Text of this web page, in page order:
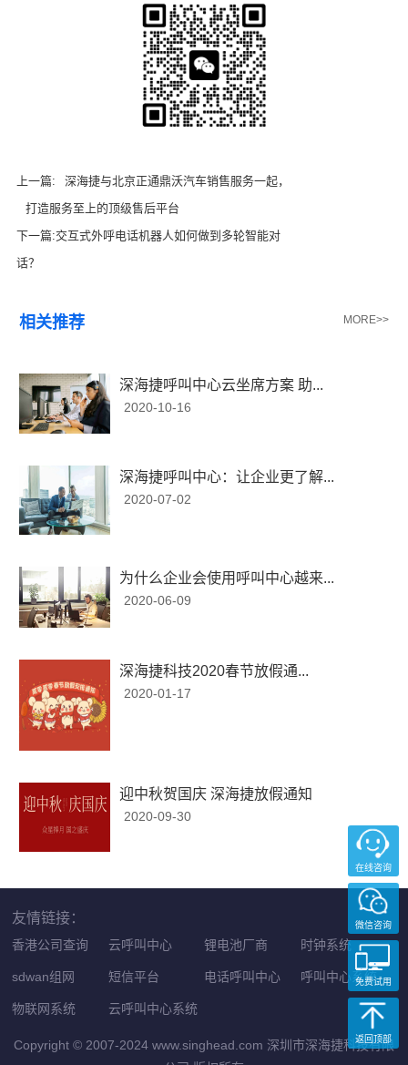
上一篇:
深海捷与北京正通鼎沃汽车销售服务一起，
打造服务至上的顶级售后平台
下一篇:交互式外呼电话机器人如何做到多轮智能对
话？
相关推荐 MORE>>
深海捷呼叫中心云坐席方案 助...
2020-10-16
深海捷呼叫中心：让企业更了解...
2020-07-02
为什么企业会使用呼叫中心越来...
2020-06-09
深海捷科技2020春节放假通...
2020-01-17
迎中秋贺国庆 深海捷放假通知
2020-09-30
在线咨询
微信咨询
免费试用
返回顶部
友情链接：
香港公司查询 云呼叫中心 锂电池厂商 时钟系统
sdwan组网 短信平台 电话呼叫中心 呼叫中心系统
物联网系统 云呼叫中心系统
Copyright © 2007-2024 www.singhead.com 深圳市深海捷科技有限